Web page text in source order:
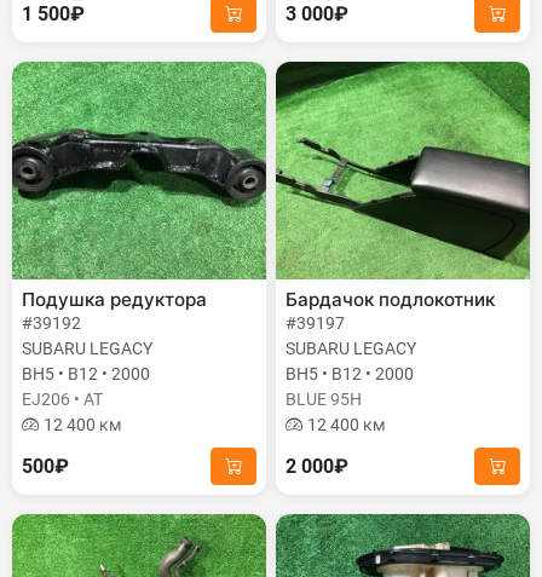
1 500₽ 3 000₽
Подушка редуктора
#39192
SUBARU LEGACY
BH5 • B12 • 2000
EJ206 • AT
12 400 км
500₽
Бардачок подлокотник
#39197
SUBARU LEGACY
BH5 • B12 • 2000
BLUE 95H
12 400 км
2 000₽